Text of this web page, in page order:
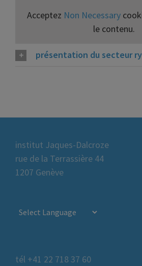
Acceptez Non Necessary
le contenu.
présentation du secteur
institut Jaques-Dalcroze
rue de la Terrassière 44
1207 Genève
tél +41 22 718 37 60